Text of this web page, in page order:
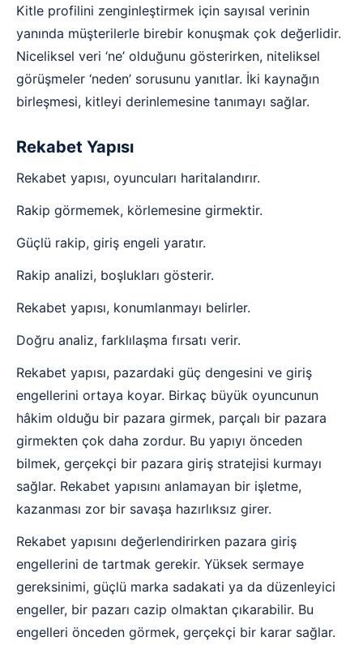
Kitle profilini zenginleştirmek için sayısal verinin
yanında müşterilerle birebir konuşmak çok değerlidir.
Niceliksel veri ‘ne’ olduğunu gösterirken, niteliksel
görüşmeler ‘neden’ sorusunu yanıtlar. İki kaynağın
birleşmesi, kitleyi derinlemesine tanımayı sağlar.
Rekabet Yapısı
Rekabet yapısı, oyuncuları haritalandırır.
Rakip görmemek, körlemesine girmektir.
Güçlü rakip, giriş engeli yaratır.
Rakip analizi, boşlukları gösterir.
Rekabet yapısı, konumlanmayı belirler.
Doğru analiz, farklılaşma fırsatı verir.
Rekabet yapısı, pazardaki güç dengesini ve giriş
engellerini ortaya koyar. Birkaç büyük oyuncunun
hâkim olduğu bir pazara girmek, parçalı bir pazara
girmekten çok daha zordur. Bu yapıyı önceden
bilmek, gerçekçi bir pazara giriş stratejisi kurmayı
sağlar. Rekabet yapısını anlamayan bir işletme,
kazanması zor bir savaşa hazırlıksız girer.
Rekabet yapısını değerlendirirken pazara giriş
engellerini de tartmak gerekir. Yüksek sermaye
gereksinimi, güçlü marka sadakati ya da düzenleyici
engeller, bir pazarı cazip olmaktan çıkarabilir. Bu
engelleri önceden görmek, gerçekçi bir karar sağlar.